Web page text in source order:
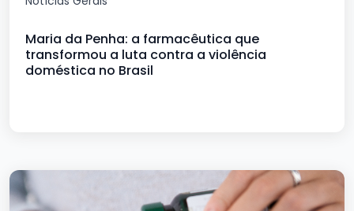
Maria da Penha: a farmacêutica que
transformou a luta contra a violência
doméstica no Brasil